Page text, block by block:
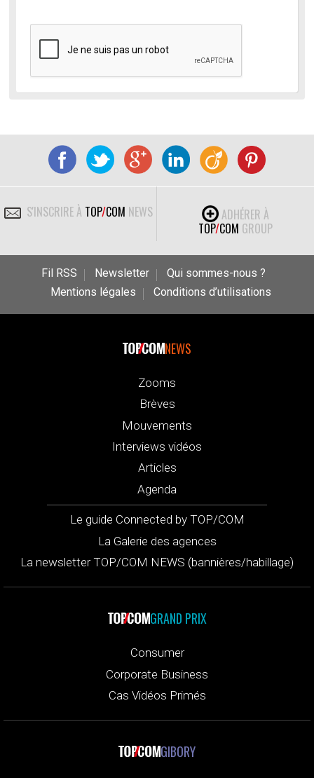
S'INSCRIRE À TOP/COM NEWS
ADHÉRER À
TOP/COM GROUP
Fil RSS Newsletter
Qui sommes-nous ?
Mentions légales
Conditions d’utilisations
NEWS
Zooms
Brèves
Mouvements
Interviews vidéos
Articles
Agenda
Le guide Connected by TOP/COM
La Galerie des agences
La newsletter TOP/COM NEWS (bannières/habillage)
GRAND PRIX
Consumer
Corporate Business
Cas Vidéos Primés
GIBORY